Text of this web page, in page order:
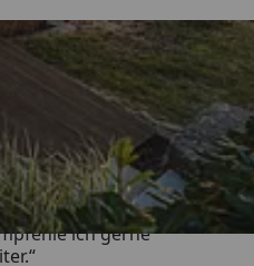
4,81/ 5
ich gerne